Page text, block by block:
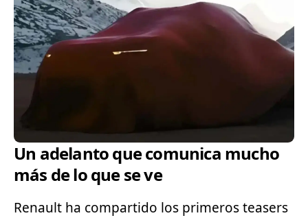
Un adelanto que comunica mucho
más de lo que se ve
Renault ha compartido los primeros teasers